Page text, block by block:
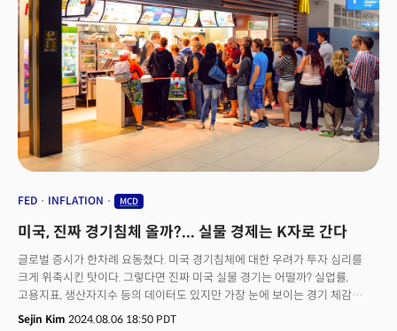
2% 하락. 조정된 주당순이익(EPS)은 77센트로 예상치였던 74센트를
상회했고 매출 역시 119억 5000만 달러로 예상 상회. 2024년 유기적 매출
성장 전망치를 약간 상향 조정했으나 통화 관련 역풍으로 수익에 약 5%
타격을 예상. 힐튼(HLT): 미국 소비자들이 국내 여행 지출을 줄이면서 호텔
업계의 수익성에 부정적인 영향을 미칠 것이라는 전망과 함께 연간 객실 수익
성장 전망을 하향 조정. 주가는 4% 이상 급락.넥스트에라 에너지(NEE):
유틸리티 기업인 넥스트에라 에너지는 신재생 에너지 부문의 강력한 성과로
3분기 실적이 기대치를 상회. 전기차 및 운송 부문의 전력 수요 증가로 실적이
호조. 풀티그룹(PHM): 미 주택 건설업체 풀티그룹은 주택 공급 부족과 모기지
금리 하락으로 3분기 실적이 기대를 초과. 3분기 주택 인도량은 12% 증가
대비 하락. 5. 개별주 현황 및 월가 투자의견 맥도날드(MCD): 미
질병통제예방센터(CDC)가 맥도날드의 쿼터 파운더 버거와 관련된 식중독
(E.Coli) 발병으로 1명이 사망하고 10명이 입원했다고 발표함에 따라 주가는
6.5% 이상 하락. 투자은행 베이어드는 이번 사건으로 소비자심리와 경쟁에 큰
위협이 될 수 있다고 평가하며 투자등급을 '시장수익상회'에서 '중립'으로
강등. 퀄컴(QCOM): 암 홀딩스(ARM)가 퀄컴의 칩 설계를 위한 라이선스를
것으로 전망되는 가운데 향후 법적 대응에 따라 주가 변동성이 커질 것으로
FED INFLATION MCD
미국, 진짜 경기침체 올까?... 실물 경제는 K자로 간다
글로벌 증시가 한차례 요동쳤다. 미국 경기침체에 대한 우려가 투자 심리를
크게 위축시킨 탓이다. 그렇다면 진짜 미국 실물 경기는 어떨까? 실업률,
고용지표, 생산자지수 등의 데이터도 있지만 가장 눈에 보이는 경기 체감
요소는 미국 '프랜차이즈 가격' 전략을 들여다보는 것이다. 실제 '빅맥지수'는
Sejin Kim 2024.08.06 18:50 PDT